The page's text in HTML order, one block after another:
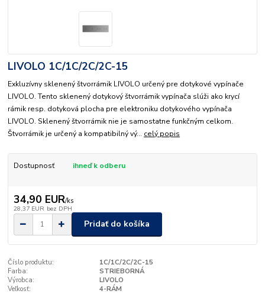
LIVOLO 1C/1C/2C/2C-15
Exkluzívny sklenený štvorrámik LIVOLO určený pre dotykové vypínače
LIVOLO. Tento sklenený dotykový štvorrámik vypínača slúži ako krycí
rámik resp. dotyková plocha pre elektroniku dotykového vypínača
LIVOLO. Sklenený štvorrámik nie je samostatne funkčným celkom.
Štvorrámik je určený a kompatibilný vý... celý popis
Dostupnosť ihneď k odberu
34,90 EUR/ks
28,37 EUR bez DPH
Pridať do košíka
Číslo produktu:
1C/1C/2C/2C-15
Farba:
STRIEBORNÁ
Výrobca:
LIVOLO
Veľkosť:
4-RÁM